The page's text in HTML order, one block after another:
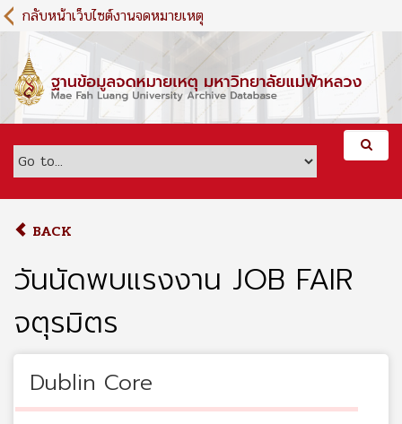
S
k
m
c
กลับหน้าเว็บไซต์งานจดหมายเหตุ
BACK
วันนัดพบแรงงาน JOB FAIR
จตุรมิตร
Dublin Core